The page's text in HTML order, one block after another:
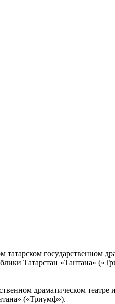
государственном
Татарстан «Тантана»
драматическом
(«Триумф»).